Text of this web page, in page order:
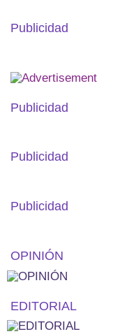
Publicidad
Publicidad
Publicidad
Publicidad
OPINIÓN
EDITORIAL